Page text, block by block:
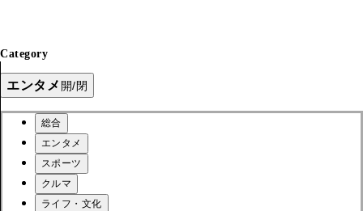
Category
エンタメ 開/閉
総合
エンタメ
スポーツ
クルマ
ライフ・文化